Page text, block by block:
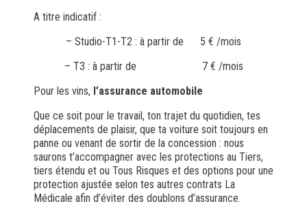
A titre indicatif :
– Studio-T1-T2 : à partir de
5 € /mois
– T3 : à partir de
7 € /mois
Pour les vins, l’assurance automobile
Que ce soit pour le travail, ton trajet du quotidien, tes
déplacements de plaisir, que ta voiture soit toujours en
panne ou venant de sortir de la concession : nous
saurons t’accompagner avec les protections au Tiers,
tiers étendu et ou Tous Risques et des options pour une
protection ajustée selon tes autres contrats La
Médicale afin d’éviter des doublons d’assurance.